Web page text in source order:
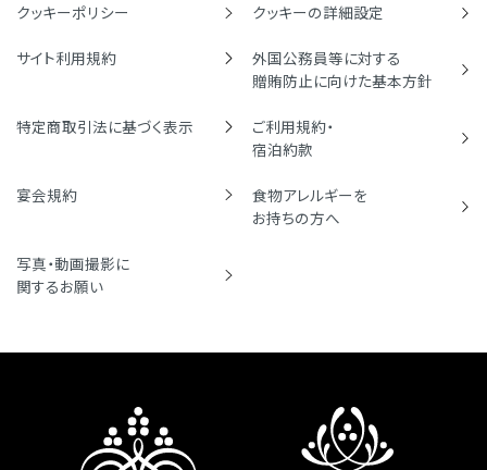
クッキーポリシー クッキーの詳細設定
サイト利用規約
外国公務員等に対する
贈賄防止に向けた基本方針
特定商取引法に基づく表示
ご利用規約・
宿泊約款
宴会規約
食物アレルギーを
お持ちの方へ
写真・動画撮影に
関するお願い